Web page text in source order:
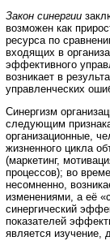
Закон синергии
возможен как
ресурса по
входящих в
эффективного
возникает в
управленческих
Синергизм
следующим
организационные,
жизненного цикла
(маркетинг,
процессов); во
несомненно,
изменениями, а её
синергический
показателей
является изучение,